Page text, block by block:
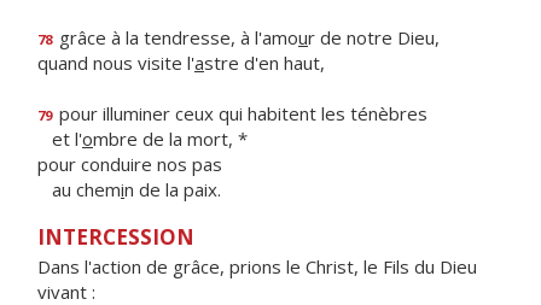
78 grâce à la tendresse, à l'amour de notre Dieu,
quand nous visite l'astre d'en haut,
79 pour illuminer ceux qui habitent les ténèbres
et l'ombre de la mort, *
pour conduire nos pas
au chemin de la paix.
INTERCESSION
Dans l'action de grâce, prions le Christ, le Fils du Dieu
vivant :